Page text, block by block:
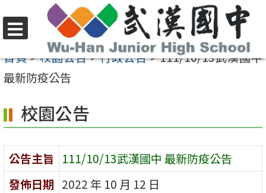
至
要
容
區
選
單
首頁>校園公告>行政公告>111/10/13武漢國中
最新防疫公告
校園公告
公告主旨
111/10/13武漢國中 最新防疫公告
發佈日期 2022 年 10 月 12 日